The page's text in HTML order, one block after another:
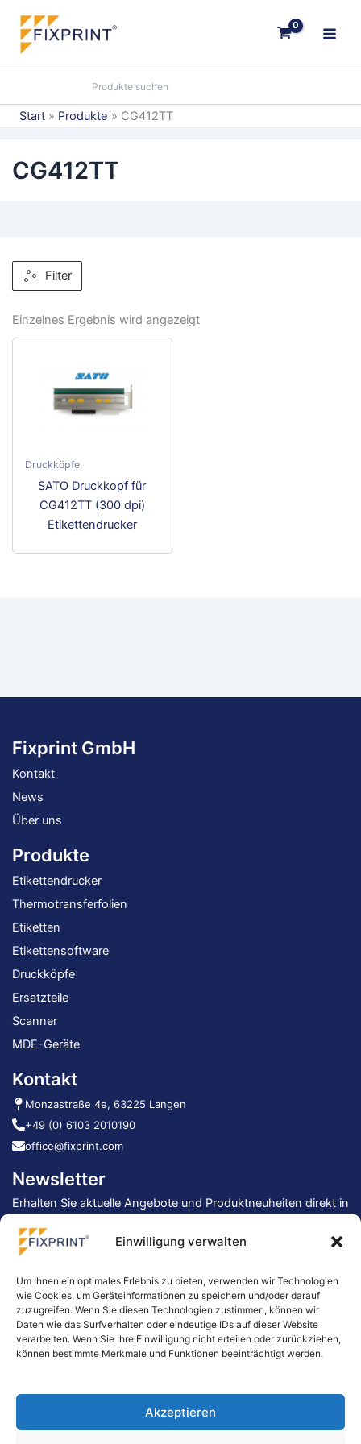
Einwilligung verwalten
Um Ihnen ein optimales Erlebnis zu bieten, verwenden wir Technologien
wie Cookies, um Geräteinformationen zu speichern und/oder darauf
zuzugreifen. Wenn Sie diesen Technologien zustimmen, können wir
Daten wie das Surfverhalten oder eindeutige IDs auf dieser Website
verarbeiten. Wenn Sie Ihre Einwilligung nicht erteilen oder zurückziehen,
können bestimmte Merkmale und Funktionen beeinträchtigt werden.
Akzeptieren
Inhalt
springen
Start Produkte CG412TT
CG412TT
Filter
Einzelnes Ergebnis wird angezeigt
Druckköpfe
SATO Druckkopf für
CG412TT (300 dpi)
Etikettendrucker
Fixprint GmbH
Kontakt
News
Über uns
Produkte
Etikettendrucker
Thermotransferfolien
Etiketten
Etikettensoftware
Druckköpfe
Ersatzteile
Scanner
MDE-Geräte
Kontakt
Monzastraße 4e, 63225 Langen
+49 (0) 6103 2010190
office@fixprint.com
Newsletter
Erhalten Sie aktuelle Angebote und Produktneuheiten direkt in
Mit der Anmeldung stimmen Sie unsererDatenschutzerklärungzu.
© 2005-2026 «Fixprint» All rights reserved